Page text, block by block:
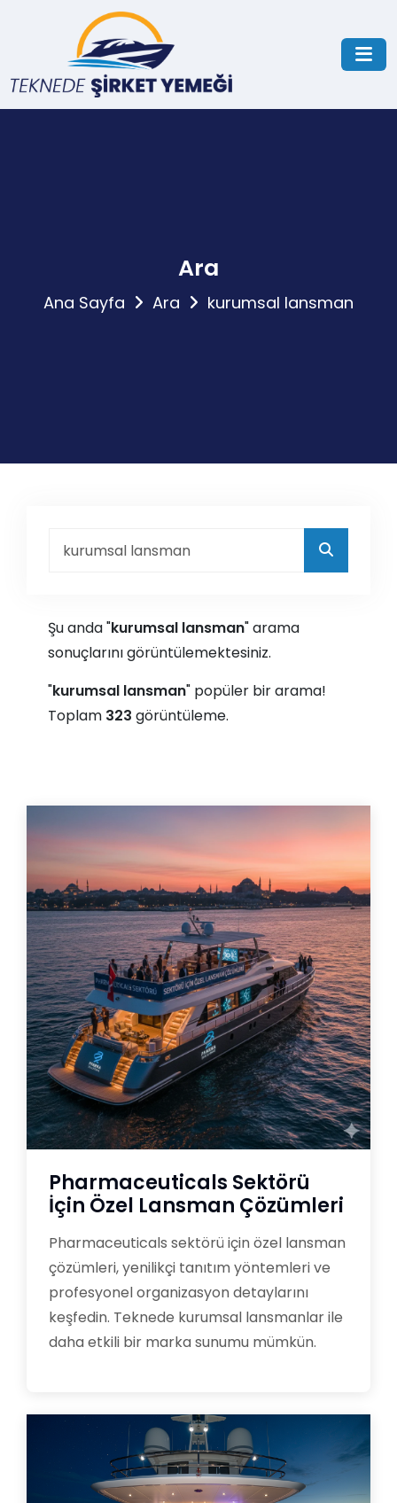
Ara
Ana Sayfa Ara kurumsal lansman
Şu anda "kurumsal lansman" arama
sonuçlarını görüntülemektesiniz.
"kurumsal lansman" popüler bir arama!
Toplam 323 görüntüleme.
Pharmaceuticals Sektörü
İçin Özel Lansman Çözümleri
Pharmaceuticals sektörü için özel lansman
çözümleri, yenilikçi tanıtım yöntemleri ve
profesyonel organizasyon detaylarını
keşfedin. Teknede kurumsal lansmanlar ile
daha etkili bir marka sunumu mümkün.